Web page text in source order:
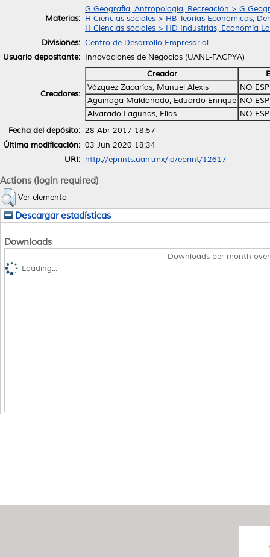
Materias:
G Geografía, Antropología, Recreación > G
H Ciencias sociales > HB Teorías Económicas,
H Ciencias sociales > HD Industrias, Economía
Divisiones: Centro de Desarrollo Empresarial
Usuario depositante: Innovaciones de Negocios (UANL-FACPYA)
Creadores:
Creador
Vázquez Zacarías, Manuel Alexis
NO
Aguiñaga Maldonado, Eduardo Enrique NO
Alvarado Lagunas, Elías
NO
Fecha del depósito: 28 Abr 2017 18:57
Última modificación: 03 Jun 2020 18:34
URI: http://eprints.uanl.mx/id/eprint/12617
Actions (login required)
Ver elemento
Descargar estadísticas
Downloads
Downloads per month
Loading...